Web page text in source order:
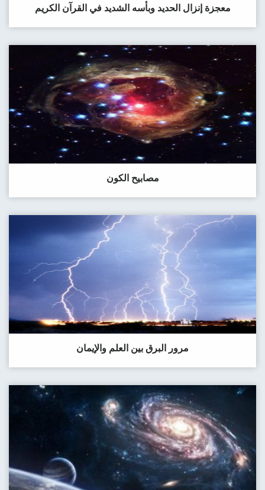
معجزة إنزال الحديد وبأسه الشديد في القرآن الكريم
مصابيح الكون
مرور البرق بين العلم والإيمان